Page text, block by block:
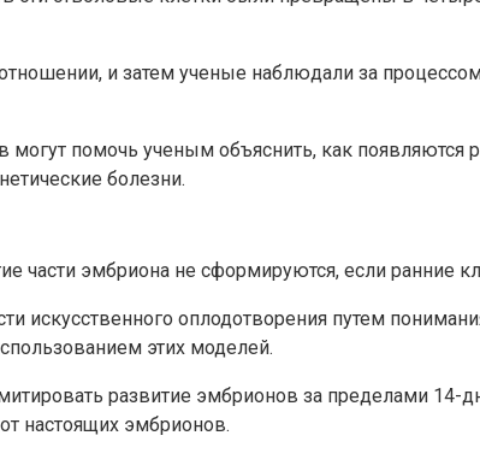
и затем ученые наблюдали за
помочь ученым объяснить, как
болезни.
части эмбриона не сформируются, если ранние
искусственного оплодотворения путем
этих моделей.
развитие эмбрионов за пределами 14-
настоящих эмбрионов.